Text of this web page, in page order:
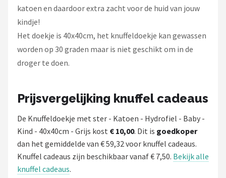
katoen en daardoor extra zacht voor de huid van jouw
kindje!
Het doekje is 40x40cm, het knuffeldoekje kan gewassen
worden op 30 graden maar is niet geschikt om in de
droger te doen.
Prijsvergelijking knuffel cadeaus
De Knuffeldoekje met ster - Katoen - Hydrofiel - Baby -
Kind - 40x40cm - Grijs kost € 10,00. Dit is goedkoper
dan het gemiddelde van € 59,32 voor knuffel cadeaus.
Knuffel cadeaus zijn beschikbaar vanaf € 7,50. Bekijk alle
knuffel cadeaus.